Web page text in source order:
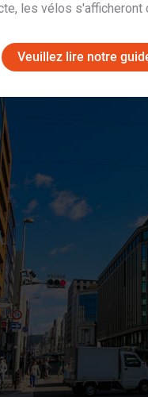
les vélos s'afficheront
Veuillez lire notre
- mais je trouve que